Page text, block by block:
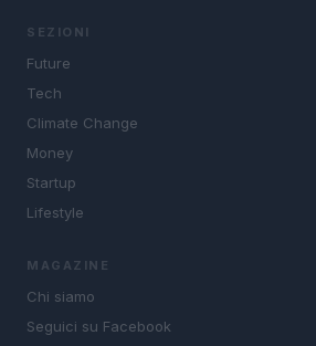
SEZIONI
Future
Tech
Climate Change
Money
Startup
Lifestyle
MAGAZINE
Chi siamo
Seguici su Facebook